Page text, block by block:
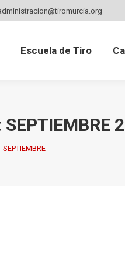
Escuela de Tiro
SEPTIEMBRE
SEPTIEMBRE
Escuela de Tiro